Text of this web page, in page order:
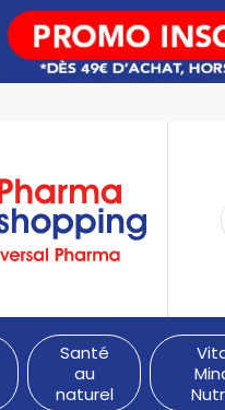
PharmaShopping Votre
Santé
au
naturel